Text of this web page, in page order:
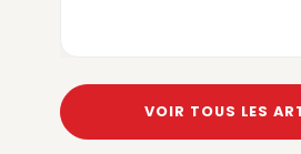
VOIR TOUS LES